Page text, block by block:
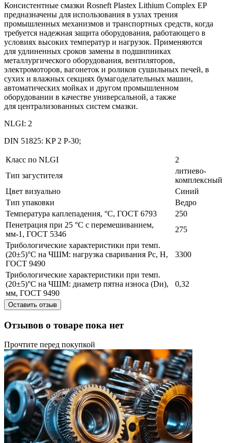
Консистентные смазки Rosneft Plastex Lithium Complex EP
предназначены для использования в узлах трения
промышленных механизмов и транспортных средств, когда
требуется надежная защита оборудования, работающего в
условиях высоких температур и нагрузок. Применяются
для удлиненных сроков замены в подшипниках
металлургического оборудования, вентиляторов,
электромоторов, вагонеток и роликов сушильных печей, в
сухих и влажных секциях бумагоделательных машин,
автоматических мойках и другом промышленном
оборудовании в качестве универсальной, а также
для централизованных систем смазки.
NLGI: 2
DIN 51825: KP 2 P-30;
Класс по NLGI
2
Тип загустителя
литиево-
комплексный
Цвет визуально
Синий
Тип упаковки
Ведро
Температура каплепадения, °С, ГОСТ 6793
250
Пенетрация при 25 °С с перемешиванием,
мм-1, ГОСТ 5346
275
Трибологические характеристики при темп.
(20±5)°С на ЧШМ: нагрузка сваривания Рс, Н,
ГОСТ 9490
3300
Трибологические характеристики при темп.
(20±5)°С на ЧШМ: диаметр пятна износа (Dи),
мм, ГОСТ 9490
0,32
Оставить отзыв
Отзывов о товаре пока нет
Прочтите перед покупкой